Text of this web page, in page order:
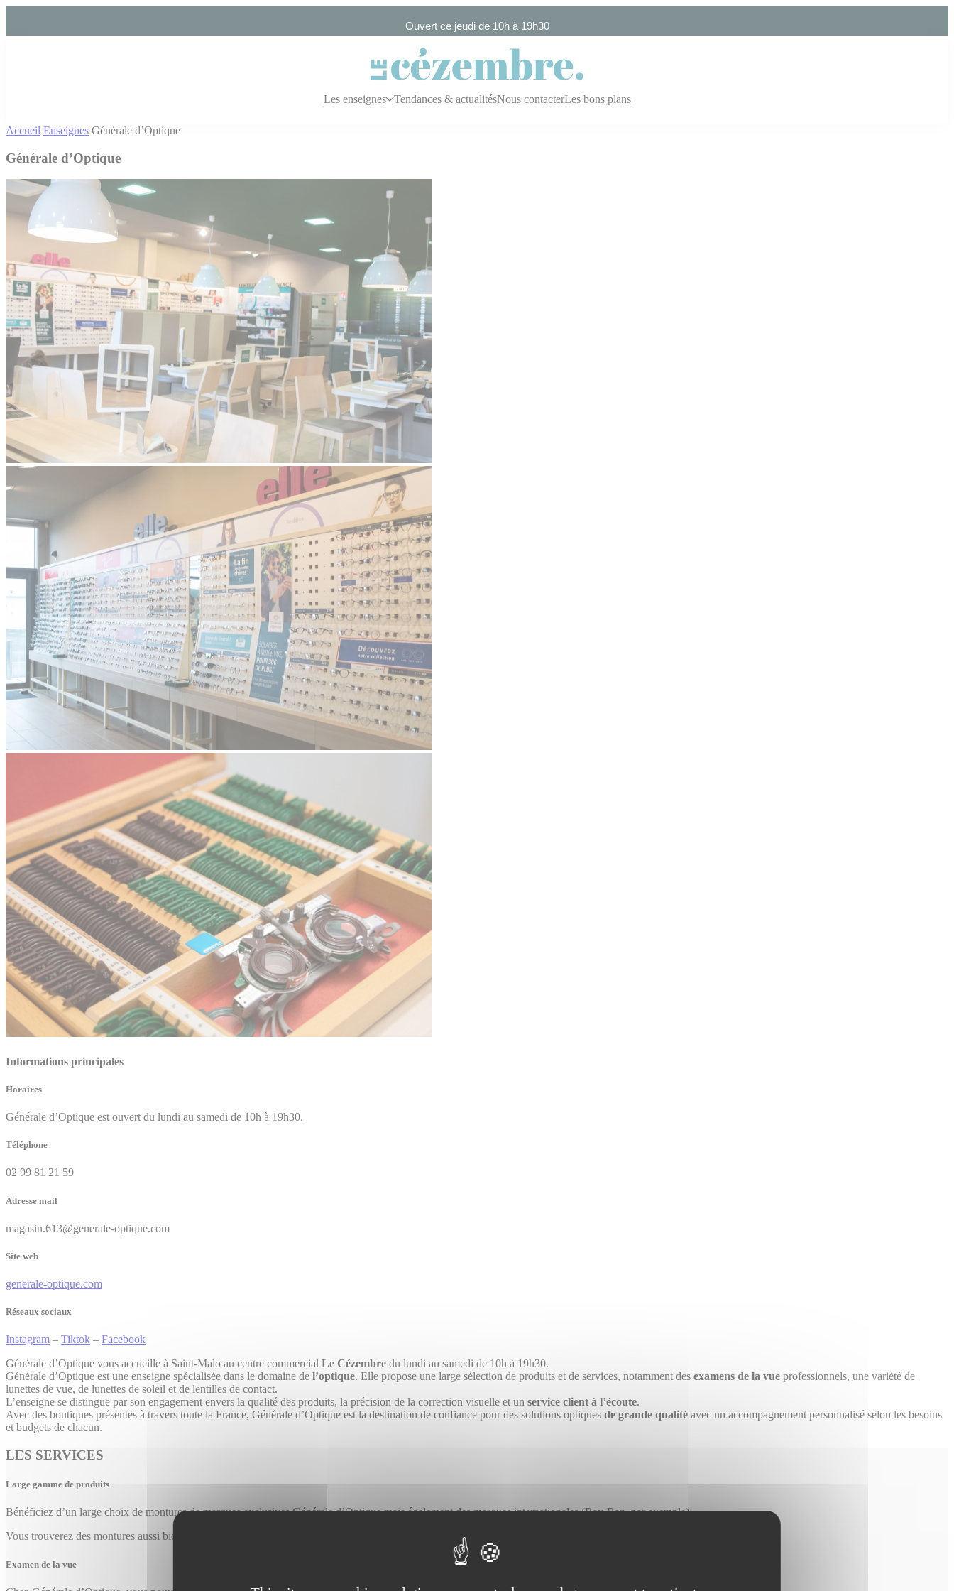
Cookies management panel
Ouvert ce jeudi de 10h à 19h30
Les enseignes Tendances & actualitésNous contacterLes bons plans
Accueil Enseignes Générale d’Optique
Générale d’Optique
Informations principales
Horaires
Générale d’Optique est ouvert du lundi au samedi de 10h à 19h30.
Téléphone
02 99 81 21 59
Adresse mail
magasin.613@generale-optique.com
Site web
generale-optique.com
Réseaux sociaux
Instagram – Tiktok – Facebook
Générale d’Optique vous accueille à Saint-Malo au centre commercial Le Cézembre du lundi au samedi de 10h à 19h30.
Générale d’Optique est une enseigne spécialisée dans le domaine de l’optique. Elle propose une large sélection de produits et de services, notamment des examens de la vue professionnels, une variété de
lunettes de vue, de lunettes de soleil et de lentilles de contact.
L’enseigne se distingue par son engagement envers la qualité des produits, la précision de la correction visuelle et un service client à l’écoute.
Avec des boutiques présentes à travers toute la France, Générale d’Optique est la destination de confiance pour des solutions optiques de grande qualité avec un accompagnement personnalisé selon les besoins
et budgets de chacun.
LES SERVICES
Large gamme de produits
Bénéficiez d’un large choix de montures de marques exclusives Générale d’Optique mais également des marques internationales (Ray-Ban, par exemple).
Vous trouverez des montures aussi bien solaires ou pour la vue, pour le quotidien mais également pour des activités sportives.
Examen de la vue